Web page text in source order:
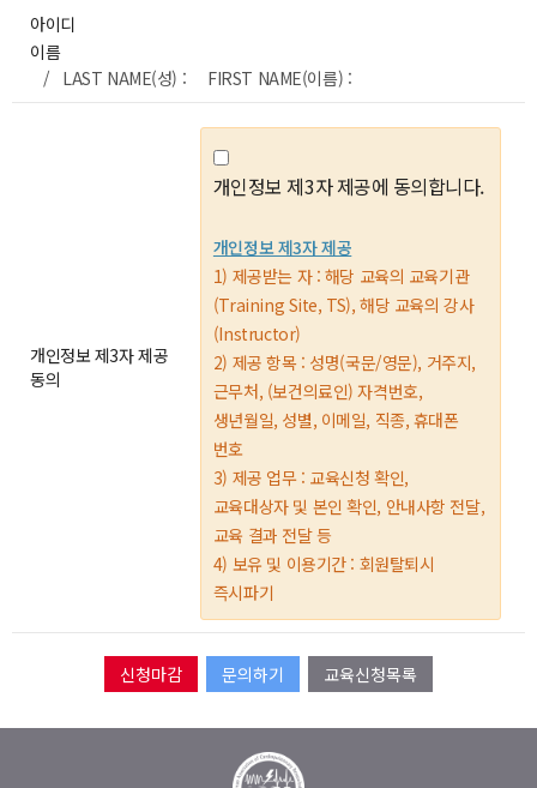
아이디
이름
/ LAST NAME(성) : FIRST NAME(이름) :
개인정보 제3자 제공
동의
개인정보 제3자 제공에 동의합니다.
개인정보 제3자 제공
1) 제공받는 자 : 해당 교육의 교육기관
(Training Site, TS), 해당 교육의 강사
(Instructor)
2) 제공 항목 : 성명(국문/영문), 거주지,
근무처, (보건의료인) 자격번호,
생년월일, 성별, 이메일, 직종, 휴대폰
번호
3) 제공 업무 : 교육신청 확인,
교육대상자 및 본인 확인, 안내사항 전달,
교육 결과 전달 등
4) 보유 및 이용기간 : 회원탈퇴시
즉시파기
문의하기 교육신청목록